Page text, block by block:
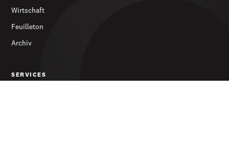
Wirtschaft
Feuilleton
Archiv
SERVICES